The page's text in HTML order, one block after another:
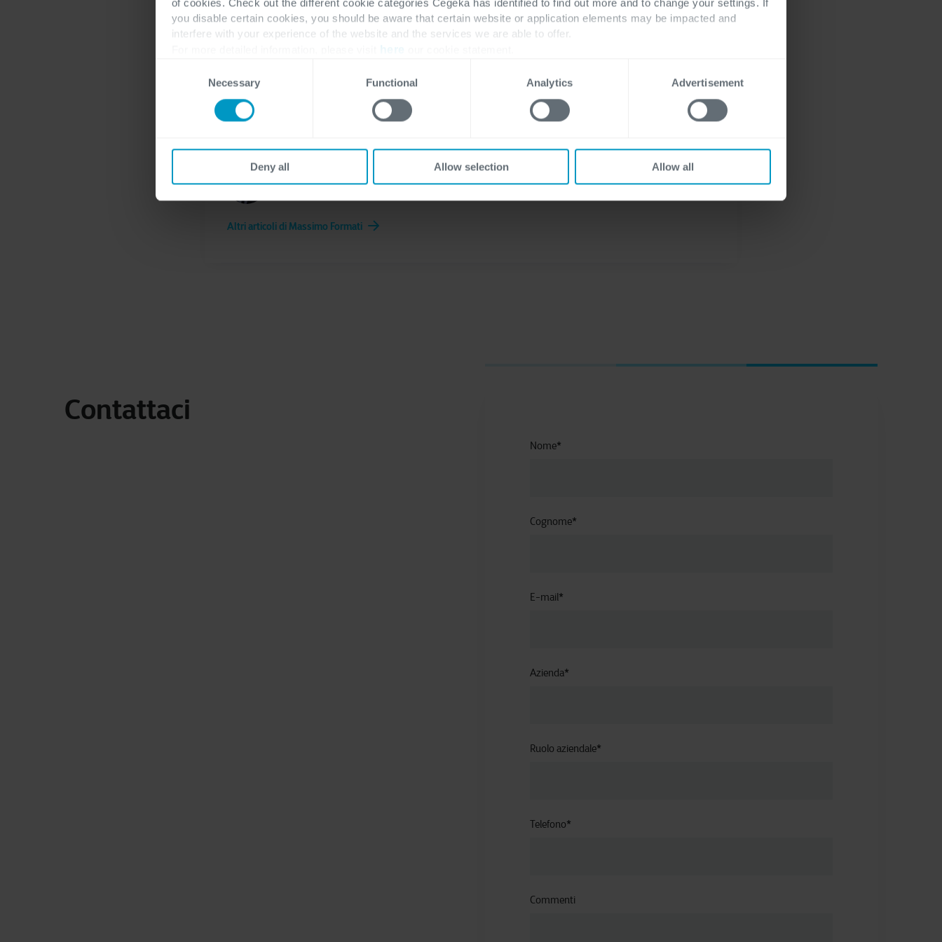
of cookies. Check out the different cookie categories Cegeka has identified to find out more and to change your settings. If
you disable certain cookies, you should be aware that certain website or application elements may be impacted and
interfere with your experience of the website and the services we are able to offer.
Necessary Functional Analytics Advertisement
Deny all Allow selection Allow all
rivolta a professionisti senior. «Il bisogno di colmare il gap di competenze si presenta anche con figure di
maggiore esperienza», riconosce Meregalli. «La differenza rispetto alla formula “junior” sarà chiaramente la
Massimo Formati
Altri articoli di Massimo Formati
Contattaci
Nome*
Cognome*
E-mail*
Azienda*
Ruolo aziendale*
Telefono*
Commenti